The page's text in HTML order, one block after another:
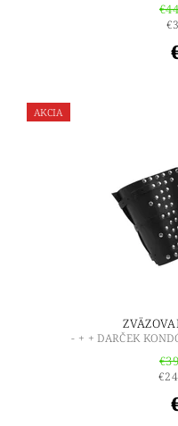
AKCIA
- + + DARČEK